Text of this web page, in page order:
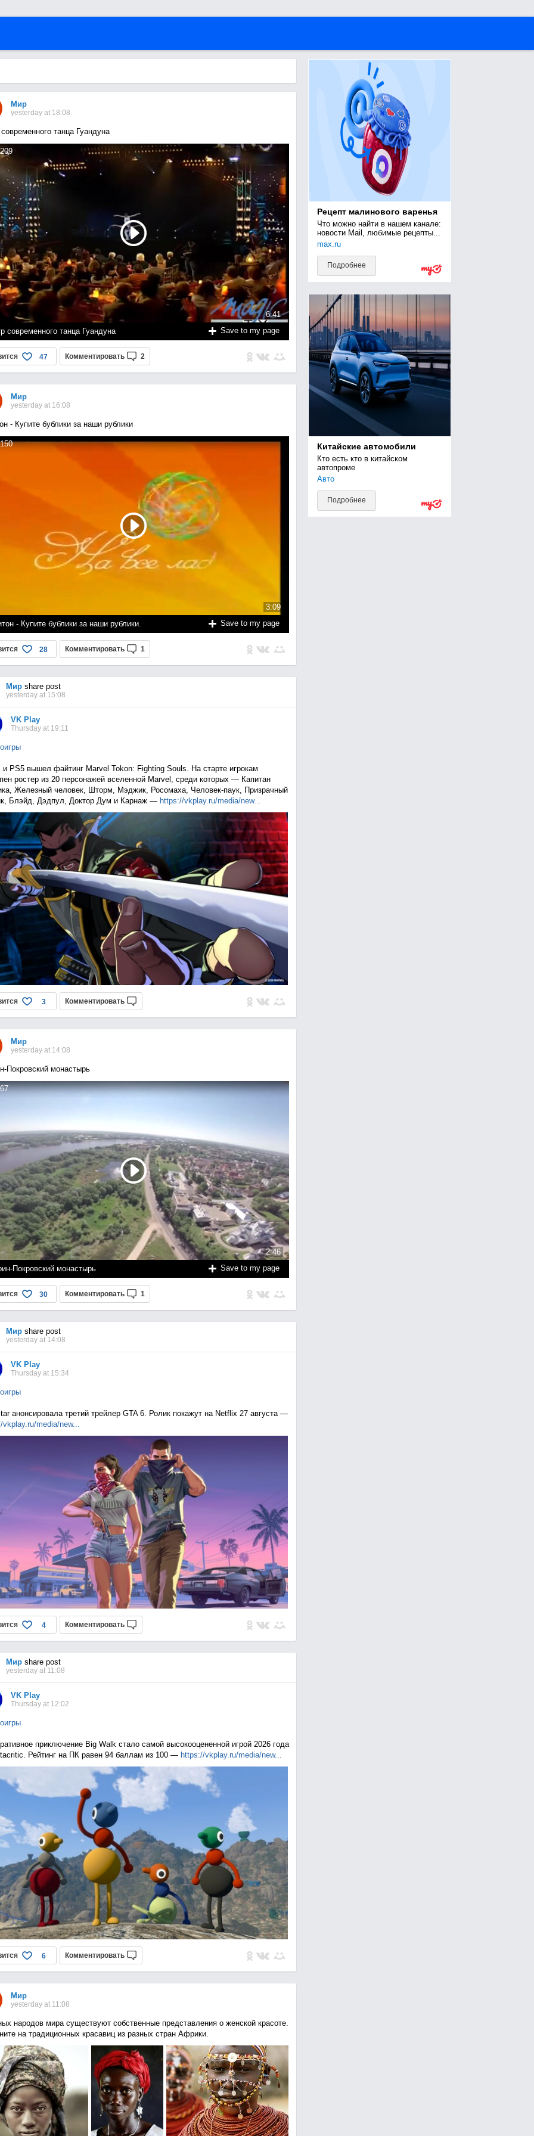
Мир
yesterday at 18:08
танца Гуандуна
6:41
209
современного танца Гуандуна Save to my page
47 Комментировать 2
Мир
yesterday at 16:08
- Купите бублики за наши рублики
3:09
150
- Купите бублики за наши рублики. Save to my page
28 Комментировать 1
Мирshare post
yesterday at 15:08
VK Play
Thursday at 19:11
PS5 вышел файтинг Marvel Tokon: Fighting Souls. На старте игрокам
ростер из 20 персонажей вселенной Marvel, среди которых — Капитан
Железный человек, Шторм, Мэджик, Росомаха, Человек-паук, Призрачный
Блэйд, Дэдпул, Доктор Дум и Карнаж — https://vkplay.ru/media/new...
3 Комментировать
Мир
yesterday at 14:08
Покровский монастырь
2:46
67
Покровский монастырь Save to my page
30 Комментировать 1
Мирshare post
yesterday at 14:08
VK Play
Thursday at 15:34
анонсировала третий трейлер GTA 6. Ролик покажут на Netflix 27 августа —
vkplay.ru/media/new...
4 Комментировать
Мирshare post
yesterday at 11:08
VK Play
Thursday at 12:02
приключение Big Walk стало самой высокооцененной игрой 2026 года
Рейтинг на ПК равен 94 баллам из 100 — https://vkplay.ru/media/new...
6 Комментировать
Мир
yesterday at 11:08
народов мира существуют собственные представления о женской красоте.
на традиционных красавиц из разных стран Африки.
Рецепт малинового варенья
Что можно найти в нашем канале:
новости Mail, любимые рецепты...
max.ru
Подробнее
Китайские автомобили
Кто есть кто в китайском
автопроме
Авто
Подробнее